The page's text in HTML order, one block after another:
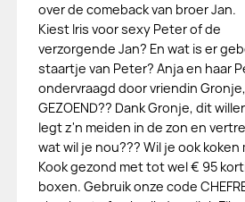
over de comeback van broer Jan.
Kiest Iris voor sexy Peter of de
verzorgende Jan? En wat is er
staartje van Peter? Anja en haar
ondervraagd door vriendin Gronje,
GEZOEND?? Dank Gronje, dit
legt z'n meiden in de zon en
wat wil je nou??? Wil je ook
Kook gezond met tot wel € 95
boxen. Gebruik onze code